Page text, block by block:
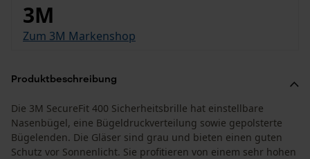
3M
Zum 3M Markenshop
Produktbeschreibung
Die 3M SecureFit 400 Sicherheitsbrille hat einstellbare
Nasenbügel, eine Bügeldruckverteilung sowie gepolsterte
Bügelenden. Die Gläser sind grau und bieten einen guten
Schutz vor Sonnenlicht. Sie profitieren von einem sehr hohen